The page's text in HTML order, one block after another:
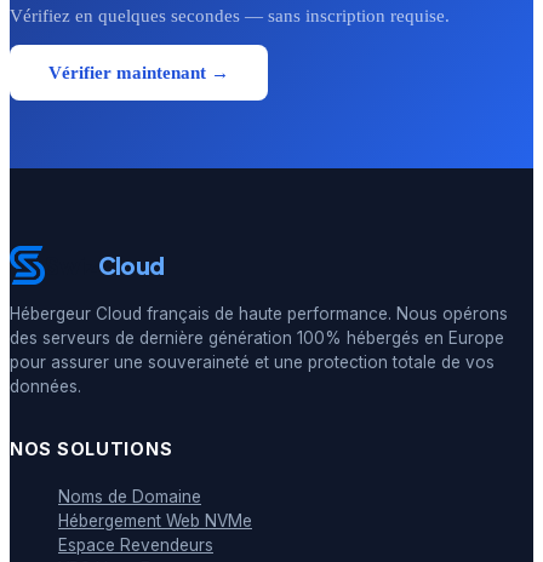
Vérifiez en quelques secondes — sans inscription requise.
Vérifier maintenant →
Cloud
Hébergeur Cloud français de haute performance. Nous opérons
des serveurs de dernière génération 100% hébergés en Europe
pour assurer une souveraineté et une protection totale de vos
données.
NOS SOLUTIONS
Noms de Domaine
Hébergement Web NVMe
Espace Revendeurs